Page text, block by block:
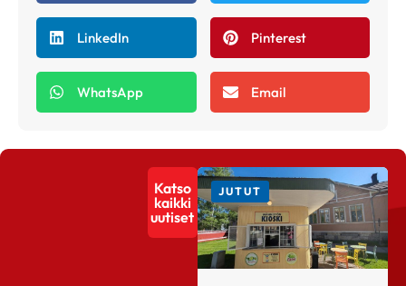
LinkedIn Pinterest
WhatsApp Email
Katso
kaikki
uutiset
JUTUT